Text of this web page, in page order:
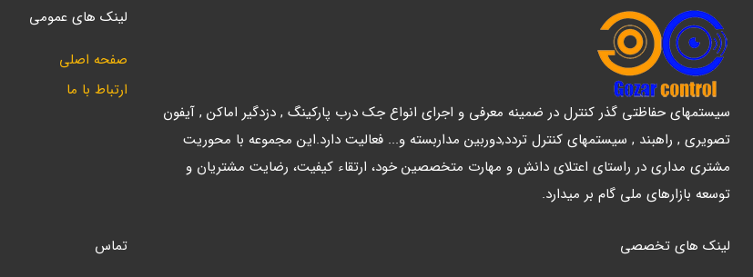
سیستمهای حفاظتی گذر کنترل در ضمینه معرفی و اجرای انواع جک درب پارکینگ , دزدگیر اماکن , آیفون
تصویری , راهبند , سیستمهای کنترل تردد,دوربین مداربسته و... فعالیت دارد.این مجموعه با محوریت
مشتری مداری در راستای اعتلای دانش و مهارت متخصصین خود، ارتقاء کیفیت، رضایت مشتریان و
توسعه بازارهای ملی گام بر میدارد.
لینک های عمومی
صفحه اصلی
ارتباط با ما
لینک های تخصصی
تماس